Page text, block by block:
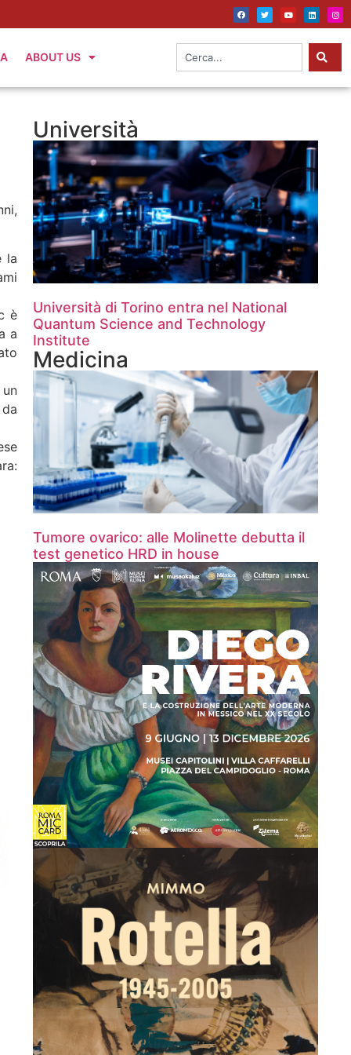
ABOUT US
la
è
a
Università
Università di Torino entra nel National
Quantum Science and Technology
Institute
Medicina
Tumore ovarico: alle Molinette debutta il
test genetico HRD in house